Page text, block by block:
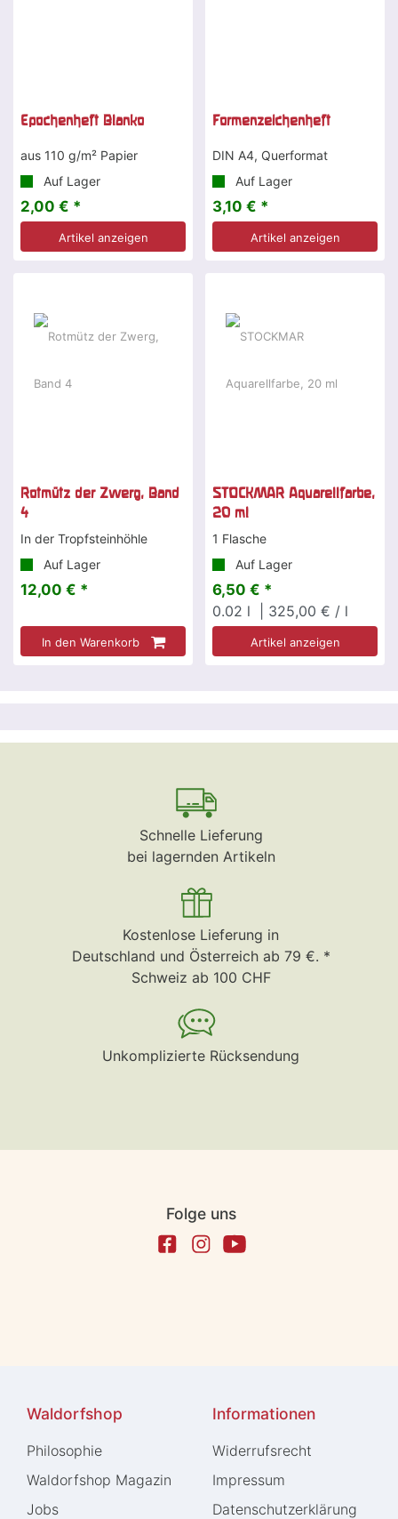
Epochenheft Blanko
aus 110 g/m² Papier
Auf Lager
2,00 € *
Artikel anzeigen
Formenzeichenheft
DIN A4, Querformat
Auf Lager
3,10 € *
Artikel anzeigen
Rotmütz der Zwerg, Band
4
In der Tropfsteinhöhle
Auf Lager
12,00 € *
In den Warenkorb
STOCKMAR Aquarellfarbe,
20 ml
1 Flasche
Auf Lager
6,50 € *
0.02 l | 325,00 € / l
Artikel anzeigen
Schnelle Lieferung
bei lagernden Artikeln
Kostenlose Lieferung in
Deutschland und Österreich ab 79 €. *
Schweiz ab 100 CHF
Unkomplizierte Rücksendung
Folge uns
Waldorfshop
Philosophie
Waldorfshop Magazin
Jobs
Informationen
Widerrufs­recht
Impressum
Daten­schutz­erklärung